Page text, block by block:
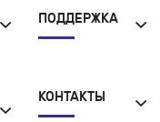
ПОДДЕРЖКА
КОНТАКТЫ